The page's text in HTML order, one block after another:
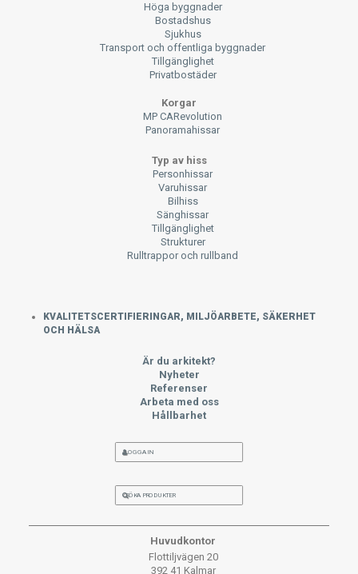
Höga byggnader
Bostadshus
Sjukhus
Transport och offentliga byggnader
Tillgänglighet
Privatbostäder
Korgar
MP CARevolution
Panoramahissar
Typ av hiss
Personhissar
Varuhissar
Bilhiss
Sänghissar
Tillgänglighet
Strukturer
Rulltrappor och rullband
KVALITETSCERTIFIERINGAR, MILJÖARBETE, SÄKERHET
OCH HÄLSA
Är du arkitekt?
Nyheter
Referenser
Arbeta med oss
Hållbarhet
LOGGA IN
SÖKA PRODUKTER
Huvudkontor
Flottiljvägen 20
392 41 Kalmar